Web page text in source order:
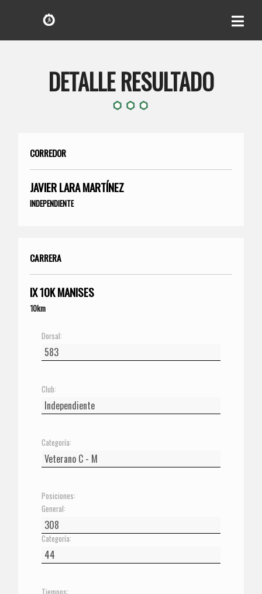
DETALLE RESULTADO
CORREDOR
JAVIER LARA MARTÍNEZ
INDEPENDIENTE
CARRERA
IX 10K MANISES
10km
Dorsal:
Club:
Categoría:
Posiciones:
General:
Categoría: